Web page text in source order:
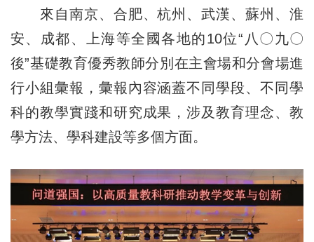
來自南京、合肥、杭州、武漢、蘇州、淮
安、成都、上海等全國各地的10位“八〇九〇
後”基礎教育優秀教師分別在主會場和分會場進
行小組彙報，彙報內容涵蓋不同學段、不同學
科的教學實踐和研究成果，涉及教育理念、教
學方法、學科建設等多個方面。